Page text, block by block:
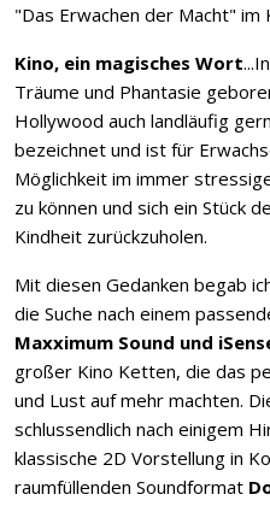
"Das Erwachen der Macht" im
Kino, ein magisches Wort
Träume und Phantasie
Hollywood auch landläufig
bezeichnet und ist für
Möglichkeit im immer
zu können und sich ein Stück
Kindheit zurückzuholen.
Mit diesen Gedanken begab
die Suche nach einem
Maxximum Sound und
großer Kino Ketten, die das
und Lust auf mehr machten.
schlussendlich nach einigem
klassische 2D Vorstellung in
raumfüllenden Soundformat